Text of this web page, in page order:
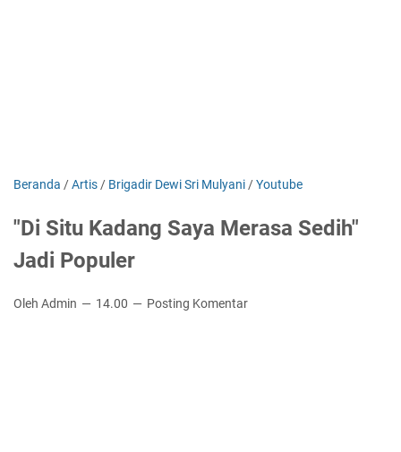
Beranda /Artis / Brigadir Dewi Sri Mulyani /Youtube
"Di Situ Kadang Saya Merasa Sedih"
Jadi Populer
Oleh Admin 14.00 Posting Komentar